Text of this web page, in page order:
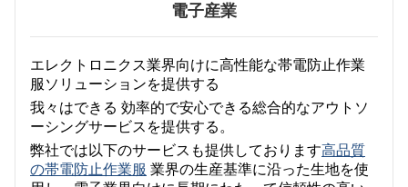
カスタマイズ
私たちについて
ニュース
業界
電子産業
エレクトロニクス業界向けに高性能な帯電防止作業
服ソリューションを提供する
我々はできる 効率的で安心できる総合的なアウトソ
ーシングサービスを提供する 。
弊社では以下のサービスも提供しております高品質
の帯電防止作業服 業界の生産基準に沿った生地を使